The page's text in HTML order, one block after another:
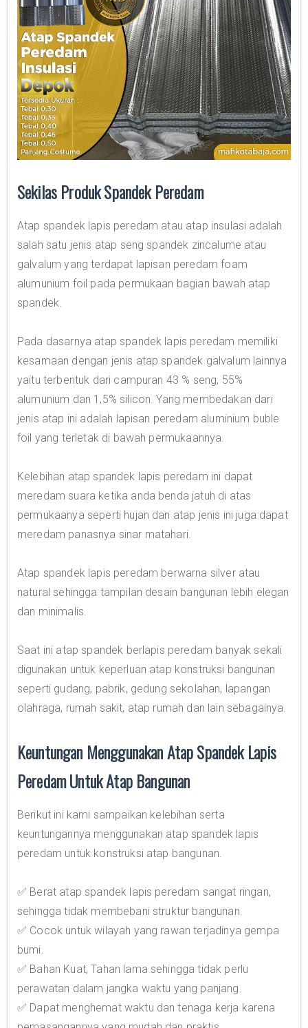
Sekilas Produk Spandek Peredam
Atap spandek lapis peredam atau atap insulasi adalah
salah satu jenis atap seng spandek zincalume atau
galvalum yang terdapat lapisan peredam foam
alumunium foil pada permukaan bagian bawah atap
spandek.
Pada dasarnya atap spandek lapis peredam memiliki
kesamaan dengan jenis atap spandek galvalum lainnya
yaitu terbentuk dari campuran 43 % seng, 55%
alumunium dan 1,5% silicon. Yang membedakan dari
jenis atap ini adalah lapisan peredam aluminium buble
foil yang terletak di bawah permukaannya.
Kelebihan atap spandek lapis peredam ini dapat
meredam suara ketika anda benda jatuh di atas
permukaanya seperti hujan dan atap jenis ini juga dapat
meredam panasnya sinar matahari.
Atap spandek lapis peredam berwarna silver atau
natural sehingga tampilan desain bangunan lebih elegan
dan minimalis.
Saat ini atap spandek berlapis peredam banyak sekali
digunakan untuk keperluan atap konstruksi bangunan
seperti gudang, pabrik, gedung sekolahan, lapangan
olahraga, rumah sakit, atap rumah dan lain sebagainya.
Keuntungan Menggunakan Atap Spandek Lapis
Peredam Untuk Atap Bangunan
Berikut ini kami sampaikan kelebihan serta
keuntungannya menggunakan atap spandek lapis
peredam untuk konstruksi atap bangunan.
✅ Berat atap spandek lapis peredam sangat ringan,
sehingga tidak membebani struktur bangunan.
✅ Cocok untuk wilayah yang rawan terjadinya gempa
bumi.
✅ Bahan Kuat, Tahan lama sehingga tidak perlu
perawatan dalam jangka waktu yang panjang.
✅ Dapat menghemat waktu dan tenaga kerja karena